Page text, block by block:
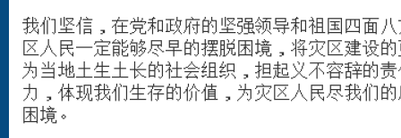
我们坚信，在党和政府的坚强领导和祖国四面
区人民一定能够尽早的摆脱困境，将灾区建设
为当地土生土长的社会组织，担起义不容辞的
力，体现我们生存的价值，为灾区人民尽我们
困境。